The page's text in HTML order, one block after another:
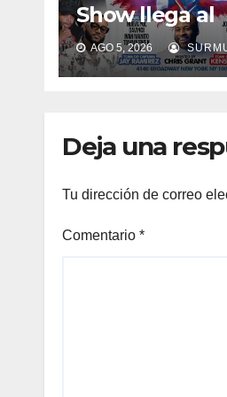
Show llega al
United
15 de agosto
AGO 5, 2026
Deja una
Tu dirección de correo
Comentario *